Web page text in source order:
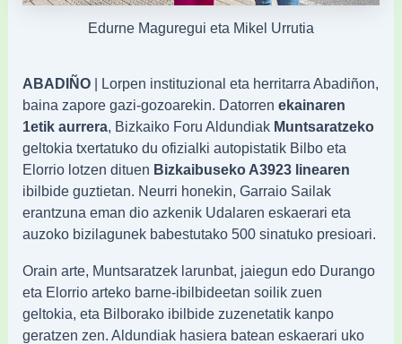
Edurne Maguregui eta Mikel Urrutia
ABADIÑO | Lorpen instituzional eta herritarra Abadiñon,
baina zapore gazi-gozoarekin. Datorrenekainaren
1etik aurrera, Bizkaiko Foru Aldundiak Muntsaratzeko
geltokia txertatuko du ofizialki autopistatik Bilbo eta
Elorrio lotzen dituen Bizkaibuseko A3923 linearen
ibilbide guztietan. Neurri honekin, Garraio Sailak
erantzuna eman dio azkenik Udalaren eskaerari eta
auzoko bizilagunek babestutako 500 sinatuko presioari.
Orain arte, Muntsaratzek larunbat, jaiegun edo Durango
eta Elorrio arteko barne-ibilbideetan soilik zuen
geltokia, eta Bilborako ibilbide zuzenetatik kanpo
geratzen zen. Aldundiak hasiera batean eskaerari uko